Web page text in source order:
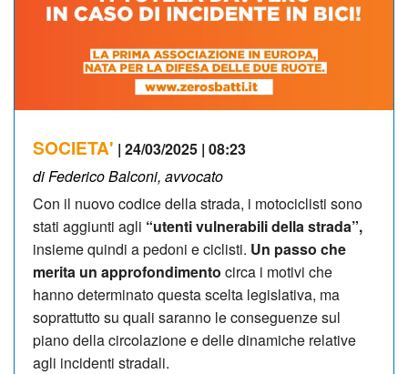
SOCIETA' | 24/03/2025 | 08:23
di Federico Balconi, avvocato
Con il nuovo codice della strada, i motociclisti sono
stati aggiunti agli “utenti vulnerabili della strada”,
insieme quindi a pedoni e ciclisti. Un passo che
merita un approfondimento circa i motivi che
hanno determinato questa scelta legislativa, ma
soprattutto su quali saranno le conseguenze sul
piano della circolazione e delle dinamiche relative
agli incidenti stradali.